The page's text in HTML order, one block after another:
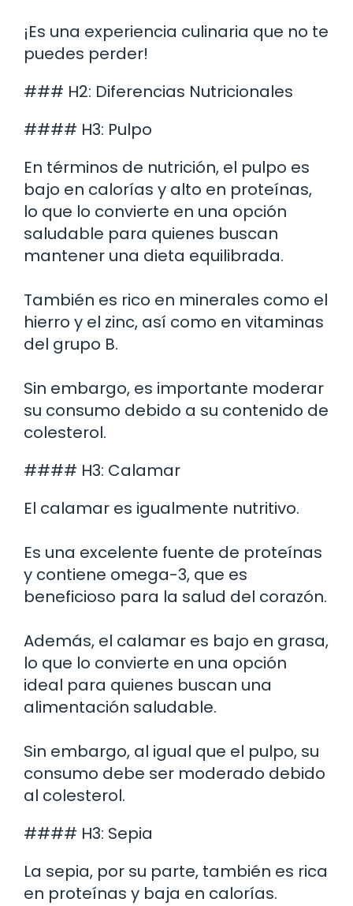
¡Es una experiencia culinaria que no te
puedes perder!
### H2: Diferencias Nutricionales
#### H3: Pulpo
En términos de nutrición, el pulpo es
bajo en calorías y alto en proteínas,
lo que lo convierte en una opción
saludable para quienes buscan
mantener una dieta equilibrada.
También es rico en minerales como el
hierro y el zinc, así como en vitaminas
del grupo B.
Sin embargo, es importante moderar
su consumo debido a su contenido de
colesterol.
#### H3: Calamar
El calamar es igualmente nutritivo.
Es una excelente fuente de proteínas
y contiene omega-3, que es
beneficioso para la salud del corazón.
Además, el calamar es bajo en grasa,
lo que lo convierte en una opción
ideal para quienes buscan una
alimentación saludable.
Sin embargo, al igual que el pulpo, su
consumo debe ser moderado debido
al colesterol.
#### H3: Sepia
La sepia, por su parte, también es rica
en proteínas y baja en calorías.